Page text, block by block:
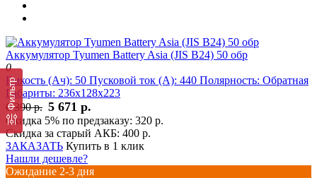
Фильтр
Аккумулятор Tyumen Battery Asia (JIS B24) 50 обр
0
Емкость (Ач): 50 Пусковой ток (А): 440 Полярность: Обратная
Габариты: 236x128x223
6 390 р. 5 671 р.
Скидка 5% по предзаказу: 320 р.
Скидка за старый АКБ: 400 р.
ЗАКАЗАТЬ Купить в 1 клик
Нашли дешевле?
Ожидание 2-3 дня